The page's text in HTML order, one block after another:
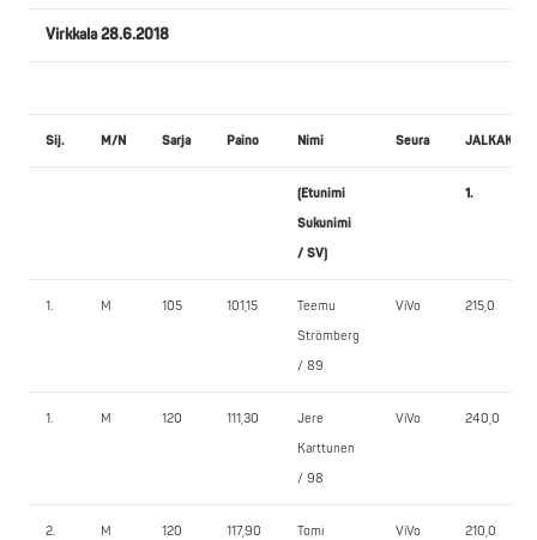
Virkkala 28.6.2018
Sij. M/N Sarja Paino Nimi Seura
(Etunimi
Sukunimi
/ SV)
1.
1. M 105 101,15
Teemu
Strömberg
/ 89
ViVo 215,0
1. M 120 111,30
Jere
Karttunen
/ 98
ViVo 240,0
2. M 120 117,90
Tomi
ViVo 210,0